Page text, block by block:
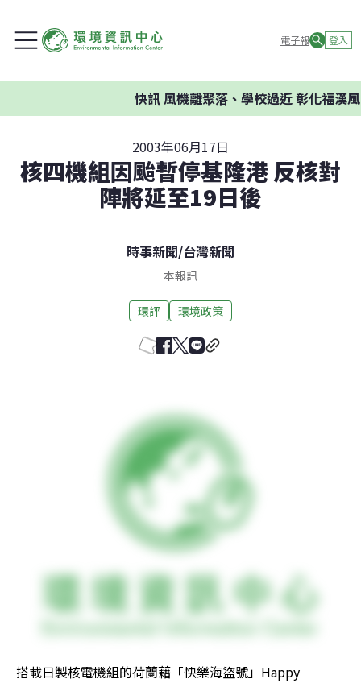
電子報 登入
快訊風機離聚落、學校過近 彰化福漢風
2003年06月17日
核四機組因颱暫停基隆港 反核對
陣將延至19日後
時事新聞/台灣新聞
本報訊
環評 環境政策
搭載日製核電機組的荷蘭藉「快樂海盜號」Happy